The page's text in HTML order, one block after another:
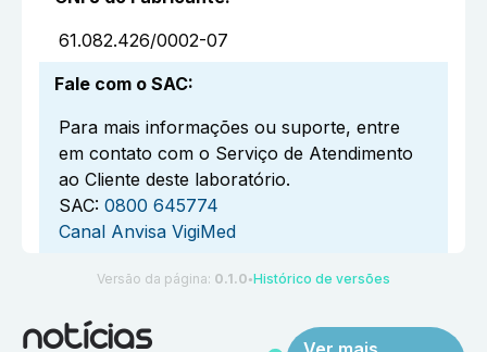
61.082.426/0002-07
Fale com o SAC:
Para mais informações ou suporte, entre
em contato com o Serviço de Atendimento
ao Cliente deste laboratório.
SAC: 0800 645774
Canal Anvisa VigiMed
Versão da página: 0.1.0 ●Histórico de versões
notícias